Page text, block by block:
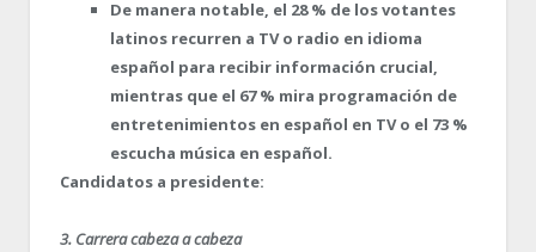
De manera notable, el 28 % de los votantes
latinos recurren a TV o radio en idioma
español para recibir información crucial,
mientras que el 67 % mira programación de
entretenimientos en español en TV o el 73 %
escucha música en español.
Candidatos a presidente:
3. Carrera cabeza a cabeza